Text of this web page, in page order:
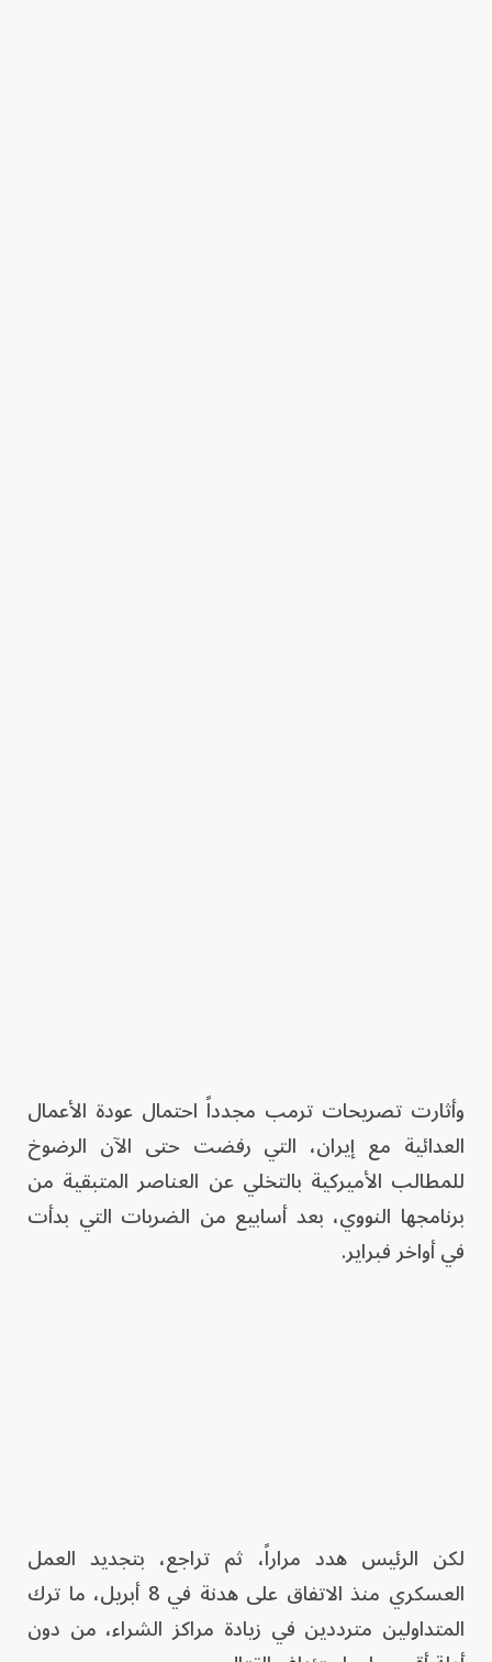
وأثارت تصريحات ترمب مجدداً احتمال عودة الأعمال
العدائية مع إيران، التي رفضت حتى الآن الرضوخ
للمطالب الأميركية بالتخلي عن العناصر المتبقية من
برنامجها النووي، بعد أسابيع من الضربات التي بدأت
في أواخر فبراير.
لكن الرئيس هدد مراراً، ثم تراجع، بتجديد العمل
العسكري منذ الاتفاق على هدنة في 8 أبريل، ما ترك
المتداولين مترددين في زيادة مراكز الشراء، من دون